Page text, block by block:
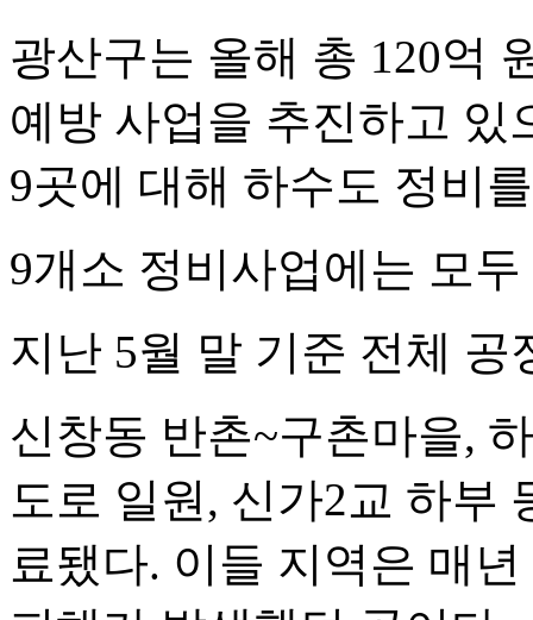
광산구는 올해 총 120억
예방 사업을 추진하고 있
9곳에 대해 하수도 정비
9개소 정비사업에는 모
지난 5월 말 기준 전체 공
신창동 반촌~구촌마을,
도로 일원, 신가2교 하부
료됐다. 이들 지역은 매